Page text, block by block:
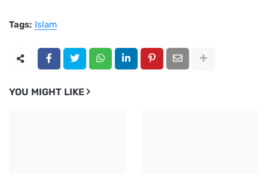
Tags: Islam
YOU MIGHT LIKE